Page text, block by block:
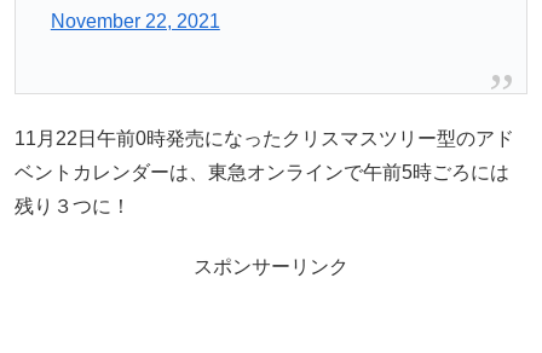
November 22, 2021
11月22日午前0時発売になったクリスマスツリー型のアド
ベントカレンダーは、東急オンラインで午前5時ごろには
残り３つに！
スポンサーリンク